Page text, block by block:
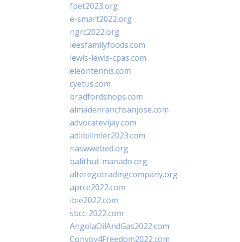
fpet2023.org
e-smart2022.org
ngrc2022.org
leesfamilyfoods.com
lewis-lewis-cpas.com
eleontennis.com
cyetus.com
bradfordshops.com
almadenranchsanjose.com
advocatevijay.com
adlibilimler2023.com
naswwebed.org
balithut-manado.org
alteregotradingcompany.org
aprce2022.com
ibie2022.com
sbcc-2022.com
AngolaOilAndGas2022.com
Convoy4Freedom2022.com